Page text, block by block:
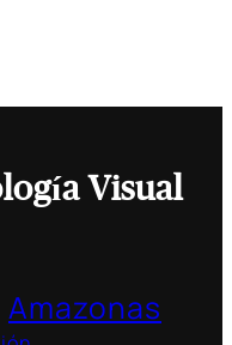
Visual
Amazonas